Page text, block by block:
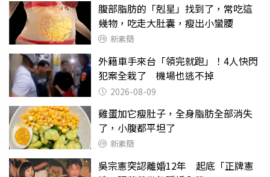
腹部脂肪的「剋星」找到了，常吃這
幾物，吃走大肚囊，瘦出小蠻腰
新素簡
外籍車手來台「領完就跑」！4人快閃
犯案全栽了 機場也逃不掉
2026-08-09
雞蛋加它瘦肚子，全身脂肪全部消失
了，小腹都平坦了
新素簡
吳宗憲突認離婚12年 起底「正牌憲